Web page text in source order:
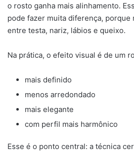
o rosto ganha mais alinhamento.
pode fazer muita diferença,
entre testa, nariz, lábios e queixo.
Na prática, o efeito visual é de um
mais definido
menos arredondado
mais elegante
com perfil mais harmônico
Esse é o ponto central: a técnica